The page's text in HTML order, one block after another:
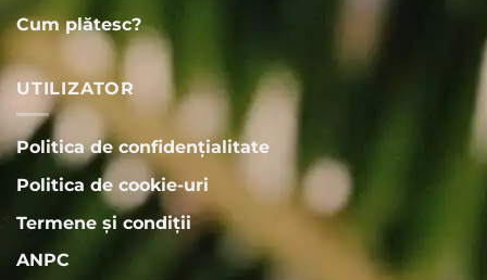
Cum plătesc?
UTILIZATOR
Politica de confidențialitate
Politica de cookie-uri
Termene și condiții
ANPC